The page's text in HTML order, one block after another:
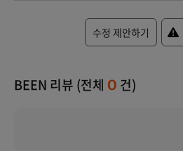
수정 제안하기
BEEN 리뷰 (전체 0 건)